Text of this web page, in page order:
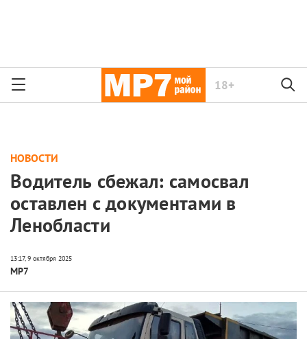
18+
НОВОСТИ
Водитель сбежал: самосвал
оставлен с документами в
Ленобласти
МР7